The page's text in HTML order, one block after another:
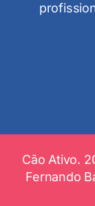
Cão Ativo.
Fernando